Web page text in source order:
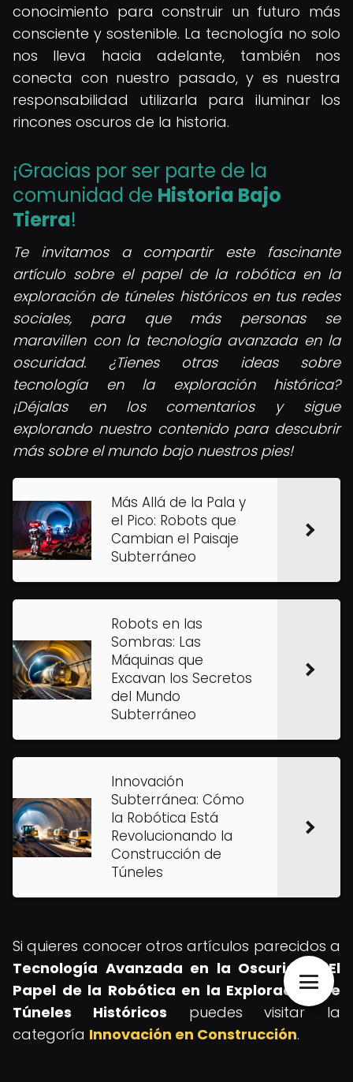
conocimiento para construir un futuro más
consciente y sostenible. La tecnología no solo
nos lleva hacia adelante, también nos
conecta con nuestro pasado, y es nuestra
responsabilidad utilizarla para iluminar los
rincones oscuros de la historia.
¡Gracias por ser parte de la
comunidad de Historia Bajo
Tierra!
Te invitamos a compartir este fascinante
artículo sobre el papel de la robótica en la
exploración de túneles históricos en tus redes
sociales, para que más personas se
maravillen con la tecnología avanzada en la
oscuridad. ¿Tienes otras ideas sobre
tecnología en la exploración histórica?
¡Déjalas en los comentarios y sigue
explorando nuestro contenido para descubrir
más sobre el mundo bajo nuestros pies!
Más Allá de la Pala y
el Pico: Robots que
Cambian el Paisaje
Subterráneo
Robots en las
Sombras: Las
Máquinas que
Excavan los Secretos
del Mundo
Subterráneo
Innovación
Subterránea: Cómo
la Robótica Está
Revolucionando la
Construcción de
Túneles
Si quieres conocer otros artículos parecidos a
Tecnología Avanzada en la Oscuridad: El
Papel de la Robótica en la Exploración de
Túneles Históricos puedes visitar la
categoría Innovación en Construcción.